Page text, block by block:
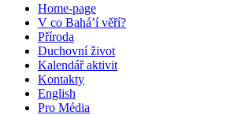
Home-page
V co Bahá’í věří?
Příroda
Duchovní život
Kalendář aktivit
Kontakty
English
Pro Média